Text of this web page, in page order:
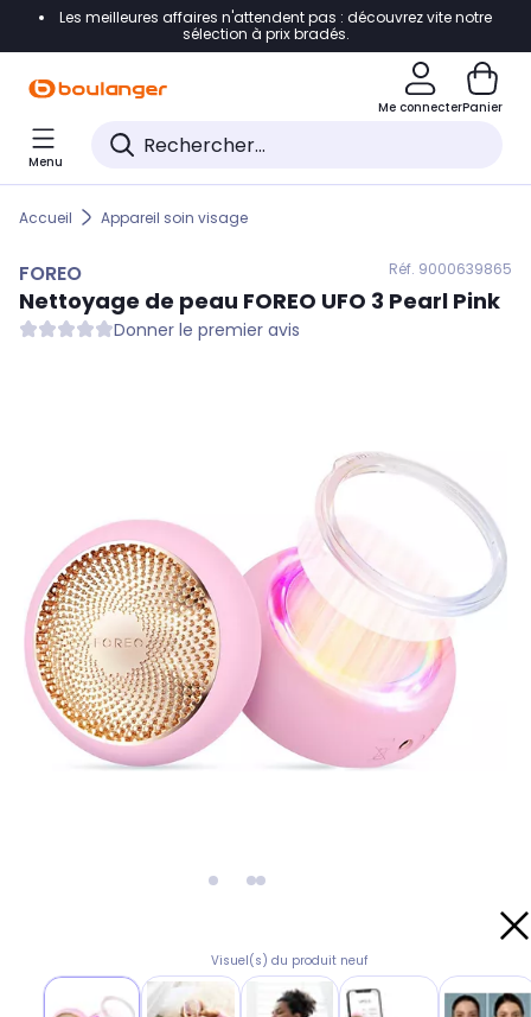
Accéder directement à la navigation
Accéder directement au pied de page
Accéder directement au chatbot
Les meilleures affaires n'attendent pas : découvrez vite notre
sélection à prix bradés.
Me connecterPanier
Menu
Accueil Appareil soin visage
FOREO Réf. 9000639865
Nettoyage de peau FOREO UFO 3 Pearl Pink
Donner le premier avis
Visuel(s) du produit neuf